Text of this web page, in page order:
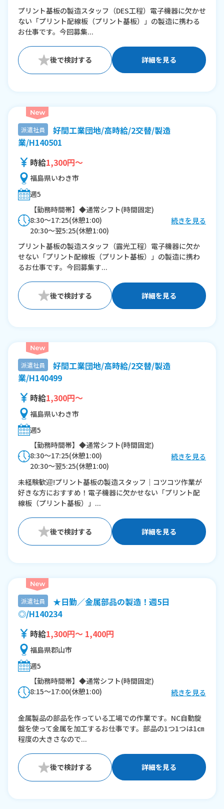
※残業：30〜40時間程度/月
プリント基板の製造スタッフ（DES工程）電子機器に欠かせ
ない「プリント配線板（プリント基板）」の製造に携わる
お仕事です。今回募集...
詳細を見る
派遣社員
好間工業団地/高時給/2交替/製造
業/H140501
時給1,300円～
福島県いわき市
週5
【勤務時間帯】◆通常シフト(時間固定)
8:30〜17:25(休憩1:00)
20:30〜翌5:25(休憩1:00)
※残業：30〜40時間程度/月
続きを見る
プリント基板の製造スタッフ（露光工程）電子機器に欠か
せない「プリント配線板（プリント基板）」の製造に携わ
るお仕事です。今回募集す...
詳細を見る
派遣社員
好間工業団地/高時給/2交替/製造
業/H140499
時給1,300円～
福島県いわき市
週5
【勤務時間帯】◆通常シフト(時間固定)
8:30〜17:25(休憩1:00)
20:30〜翌5:25(休憩1:00)
※残業：30〜40時間程度/月
続きを見る
未経験歓迎!プリント基板の製造スタッフ｜コツコツ作業が
好きな方におすすめ！電子機器に欠かせない「プリント配
線板（プリント基板）」...
詳細を見る
派遣社員
★日勤／金属部品の製造！週5日
◎/H140234
時給1,300円～ 1,400円
福島県郡山市
週5
【勤務時間帯】◆通常シフト(時間固定)
8:15〜17:00(休憩1:00)
※残業：0〜10時間程度/月
続きを見る
金属製品の部品を作っている工場での作業です。NC自動旋
盤を使って金属を加工するお仕事です。部品の1つ1つは1㎝
程度の大きさなので...
詳細を見る